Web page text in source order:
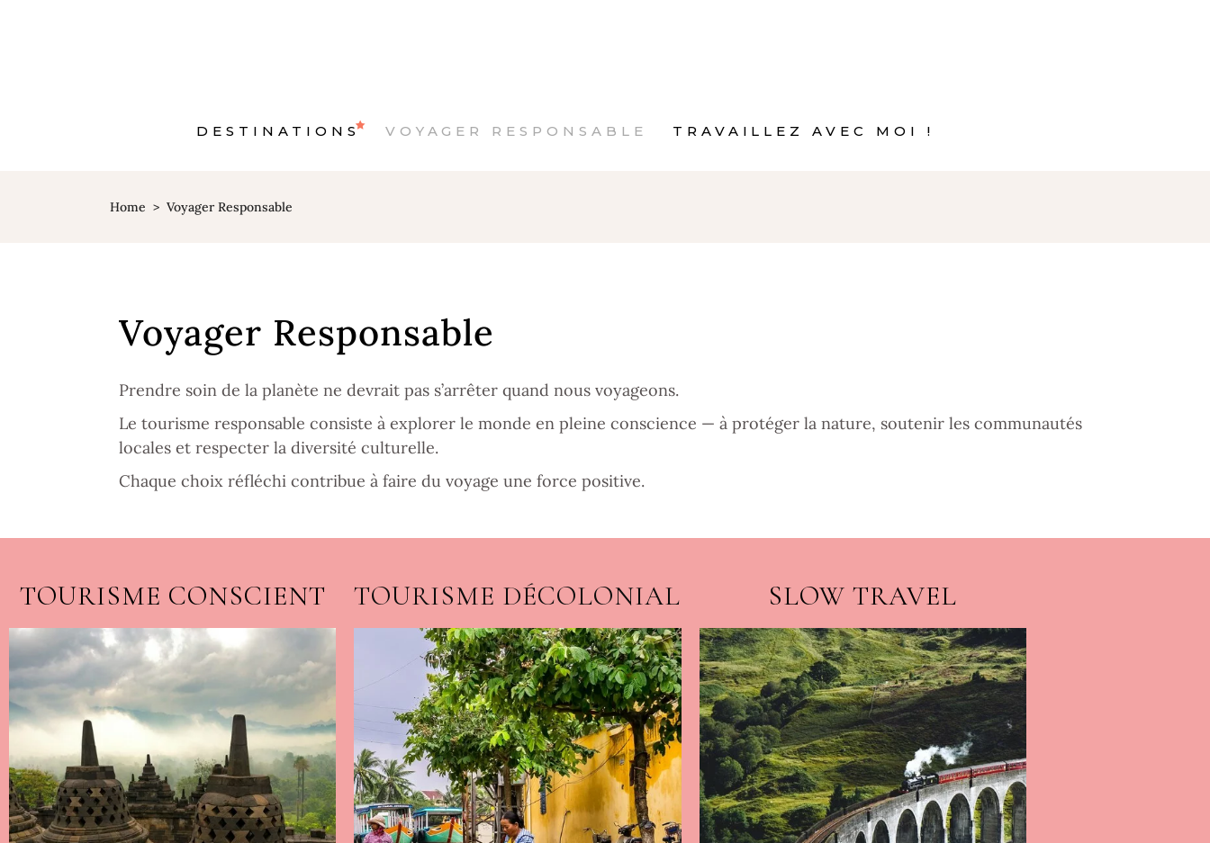
DESTINATIONS VOYAGER RESPONSABLE TRAVAILLEZ AVEC MOI !
Home > Voyager Responsable
Voyager Responsable
Prendre soin de la planète ne devrait pas s’arrêter quand nous voyageons.
Le tourisme responsable consiste à explorer le monde en pleine conscience — à protéger la nature, soutenir les communautés
locales et respecter la diversité culturelle.
Chaque choix réfléchi contribue à faire du voyage une force positive.
TOURISME CONSCIENT TOURISME DÉCOLONIAL SLOW TRAVEL